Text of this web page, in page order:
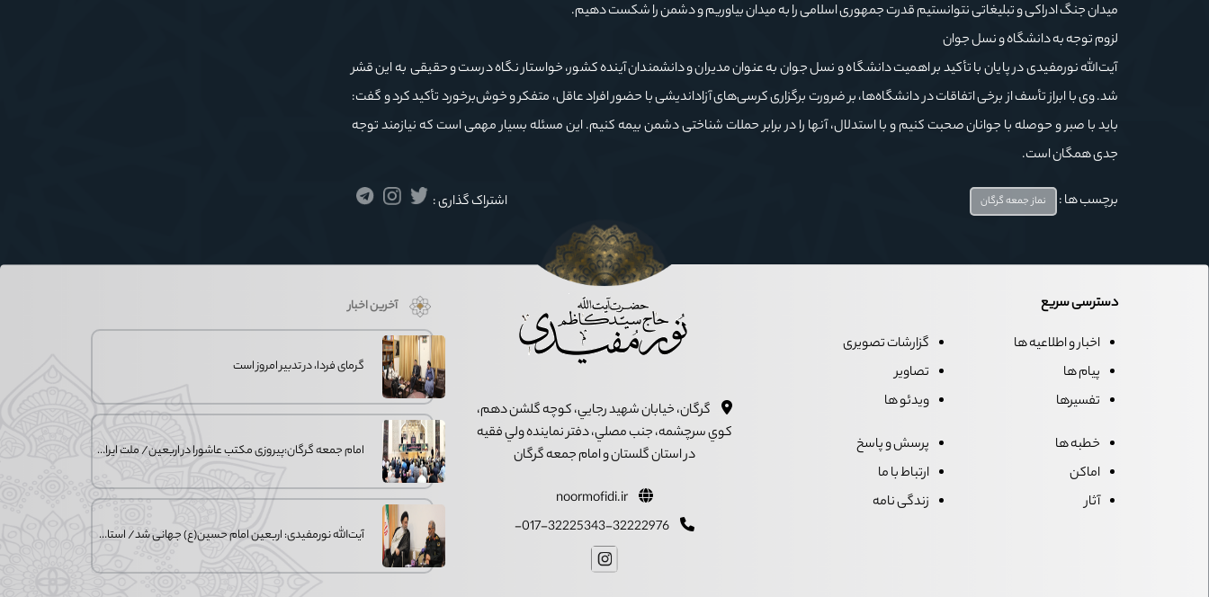
میدان جنگ ادراکی و تبلیغاتی نتوانستیم قدرت جمهوری اسلامی را به میدان بیاوریم و دشمن را شکست دهیم.
لزوم توجه به دانشگاه و نسل جوان
آیت‌الله نورمفیدی در پایان با تأکید بر اهمیت دانشگاه و نسل جوان به عنوان مدیران و دانشمندان آینده کشور، خواستار نگاه درست و حقیقی به این قشر
شد. وی با ابراز تأسف از برخی اتفاقات در دانشگاه‌ها، بر ضرورت برگزاری کرسی‌های آزاداندیشی با حضور افراد عاقل، متفکر و خوش‌برخورد تأکید کرد و گفت:
باید با صبر و حوصله با جوانان صحبت کنیم و با استدلال، آنها را در برابر حملات شناختی دشمن بیمه کنیم. این مسئله بسیار مهمی است که نیازمند توجه
جدی همگان است.
برچسب ها : نماز جمعه گرگان اشتراک گذاری :
دسترسی سریع
اخبار و اطلاعیه ها
پیام ها
تفسیرها
گزارشات تصویری
تصاویر
ویدئو ها
خطبه ها
اماکن
آثار
پرسش و پاسخ
ارتباط با ما
زندگی نامه
گرگان، خيابان شهيد رجايي، کوچه گلشن دهم،
کوي سرچشمه، جنب مصلي، دفتر نماينده ولي فقيه
در استان گلستان و امام جمعه گرگان
آخرین اخبار
گرمای فردا، در تدبیر امروز است
امام جمعه گرگان:پیروزی مکتب عاشورا در اربعین/ ملت ایران در برابر استکبار
آیت‌الله نورمفیدی: اربعین امام حسین(ع) جهانی شد/ استان گلستان الگوی